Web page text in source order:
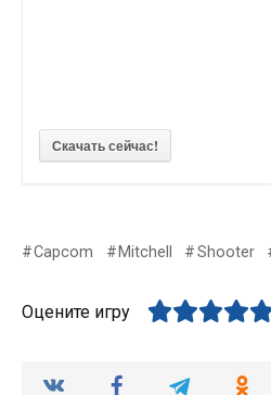
Скачать сейчас!
Capcom Mitchell Shooter
Оцените игру